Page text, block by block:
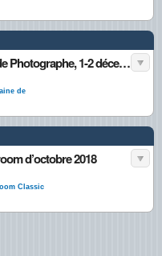
Masterclass Lightroom chez Graine de Photographe, 1-2 décembre 2018
de
d’octobre 2018
Classic